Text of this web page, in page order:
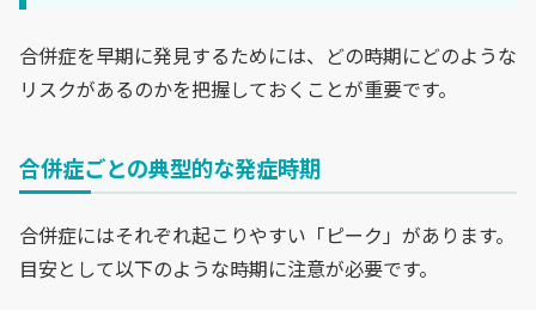
合併症を早期に発見するためには、どの時期にどのような
リスクがあるのかを把握しておくことが重要です。
合併症ごとの典型的な発症時期
合併症にはそれぞれ起こりやすい「ピーク」があります。
目安として以下のような時期に注意が必要です。